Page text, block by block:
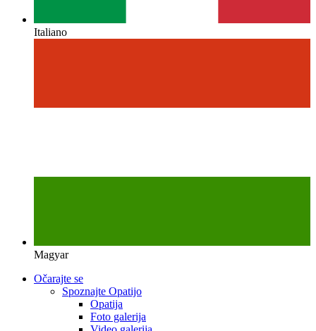
Italiano
Magyar
Očarajte se
Spoznajte Opatijo
Opatija
Foto galerija